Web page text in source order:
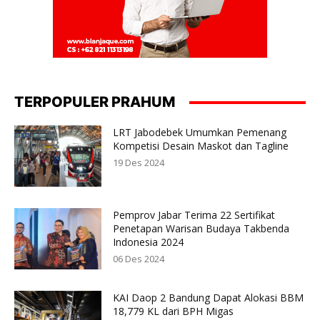
TERPOPULER PRAHUM
LRT Jabodebek Umumkan Pemenang
Kompetisi Desain Maskot dan Tagline
19 Des 2024
Pemprov Jabar Terima 22 Sertifikat
Penetapan Warisan Budaya Takbenda
Indonesia 2024
06 Des 2024
KAI Daop 2 Bandung Dapat Alokasi BBM
18,779 KL dari BPH Migas